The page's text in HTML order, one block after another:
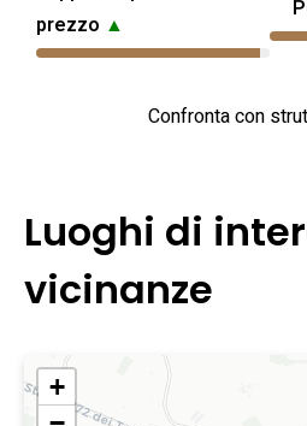
prezzo ▲
Confronta con
Luoghi di
vicinanze
+